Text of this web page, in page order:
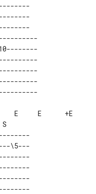
\5---